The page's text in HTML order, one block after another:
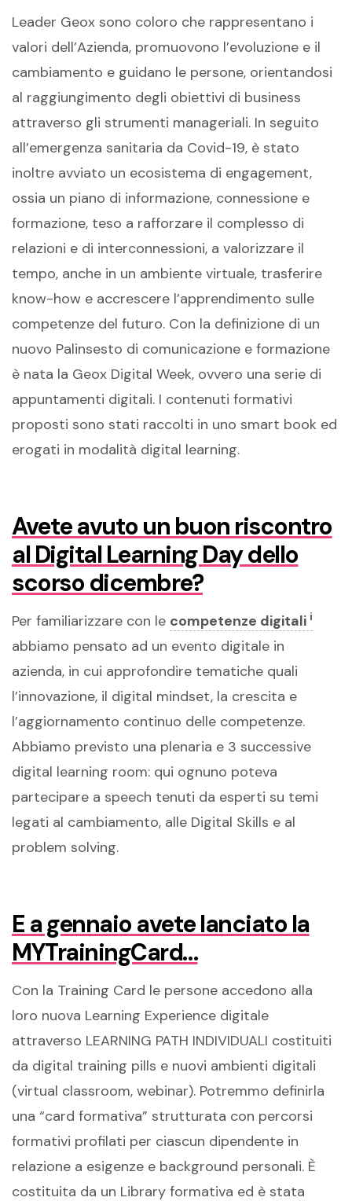
Leader Geox sono coloro che rappresentano i
valori dell’Azienda, promuovono l’evoluzione e il
cambiamento e guidano le persone, orientandosi
al raggiungimento degli obiettivi di business
attraverso gli strumenti manageriali. In seguito
all’emergenza sanitaria da Covid-19, è stato
inoltre avviato un ecosistema di engagement,
ossia un piano di informazione, connessione e
formazione, teso a rafforzare il complesso di
relazioni e di interconnessioni, a valorizzare il
tempo, anche in un ambiente virtuale, trasferire
know-how e accrescere l’apprendimento sulle
competenze del futuro. Con la definizione di un
nuovo Palinsesto di comunicazione e formazione
è nata la Geox Digital Week, ovvero una serie di
appuntamenti digitali. I contenuti formativi
proposti sono stati raccolti in uno smart book ed
erogati in modalità digital learning.
Avete avuto un buon riscontro
al Digital Learning Day dello
scorso dicembre?
Per familiarizzare con le competenze digitali i
abbiamo pensato ad un evento digitale in
azienda, in cui approfondire tematiche quali
l’innovazione, il digital mindset, la crescita e
l’aggiornamento continuo delle competenze.
Abbiamo previsto una plenaria e 3 successive
digital learning room: qui ognuno poteva
partecipare a speech tenuti da esperti su temi
legati al cambiamento, alle Digital Skills e al
problem solving.
E a gennaio avete lanciato la
MYTrainingCard…
Con la Training Card le persone accedono alla
loro nuova Learning Experience digitale
attraverso LEARNING PATH INDIVIDUALI costituiti
da digital training pills e nuovi ambienti digitali
(virtual classroom, webinar). Potremmo definirla
una “card formativa” strutturata con percorsi
formativi profilati per ciascun dipendente in
relazione a esigenze e background personali. È
costituita da un Library formativa ed è stata